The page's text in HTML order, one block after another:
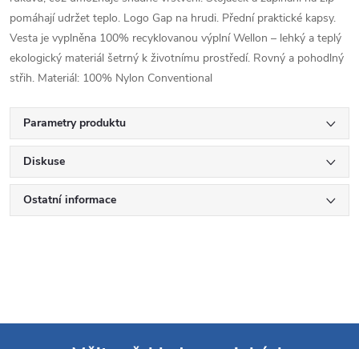
pomáhají udržet teplo. Logo Gap na hrudi. Přední praktické kapsy.
Vesta je vyplněna 100% recyklovanou výplní Wellon – lehký a teplý
ekologický materiál šetrný k životnímu prostředí. Rovný a pohodlný
střih. Materiál: 100% Nylon Conventional
Parametry produktu
Diskuse
Ostatní informace